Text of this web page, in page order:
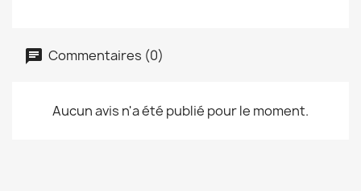
Commentaires (0)
Aucun avis n'a été publié pour le moment.